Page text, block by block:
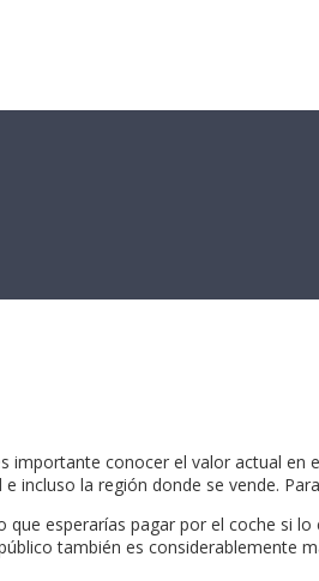
conocer el valor actual
incluso la región donde se vende.
esperarías pagar por el coche si
también es